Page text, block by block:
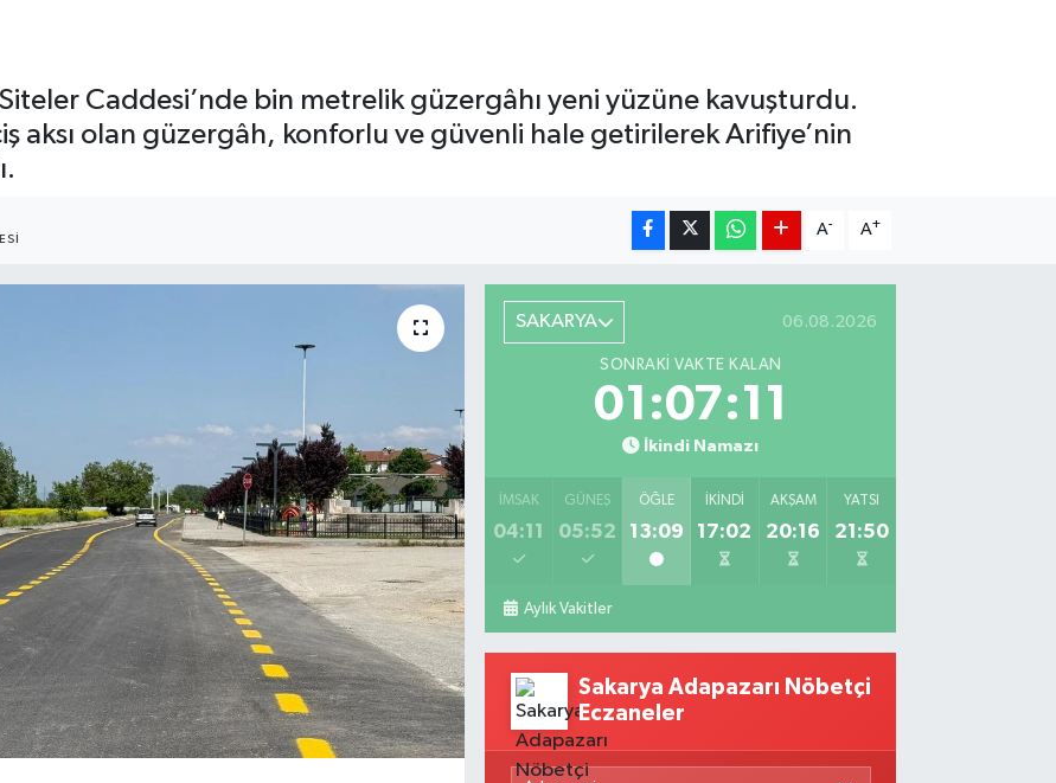
Caddesi’nde bin metrelik güzergâhı yeni yüzüne kavuşturdu.
aksı olan güzergâh, konforlu ve güvenli hale getirilerek Arifiye’nin
A- A+
SAKARYA 06.08.2026
SONRAKI VAKTE KALAN
01:07:10
İkindi Namazı
İMSAK
04:11
GÜNEŞ
05:52
ÖĞLE
13:09
İKINDI
17:02
AKŞAM
20:16
YATSI
21:50
Aylık Vakitler
Sakarya Adapazarı Nöbetçi
Eczaneler